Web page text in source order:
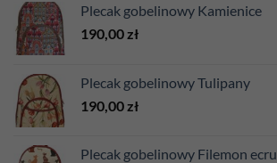
Plecak gobelinowy Kamienice
190,00 zł
Plecak gobelinowy Tulipany
190,00 zł
Plecak gobelinowy Filemon ecru